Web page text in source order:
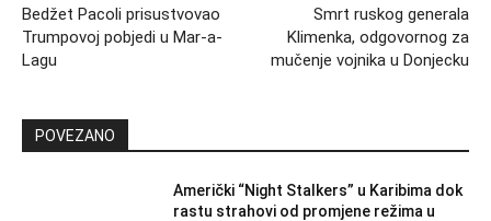
Bedžet Pacoli prisustvovao
Trumpovoj pobjedi u Mar-a-
Lagu
Smrt ruskog generala
Klimenka, odgovornog za
mučenje vojnika u Donjecku
POVEZANO
Američki “Night Stalkers” u Karibima dok
rastu strahovi od promjene režima u